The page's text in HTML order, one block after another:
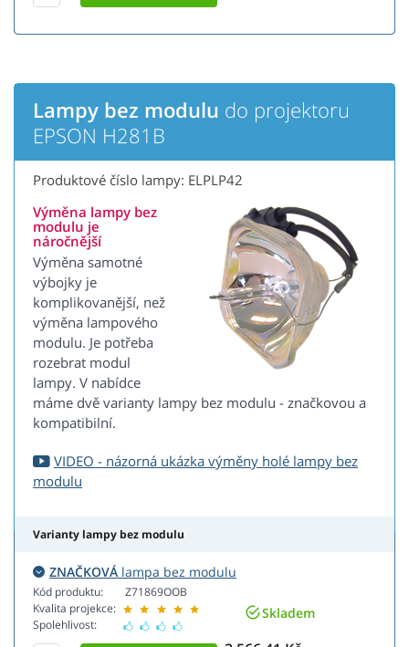
Lampy bez modulu do projektoru
EPSON H281B
Produktové číslo lampy: ELPLP42
Výměna lampy bez
modulu je
náročnější
Výměna samotné
výbojky je
komplikovanější, než
výměna lampového
modulu. Je potřeba
rozebrat modul
lampy. V nabídce
máme dvě varianty lampy bez modulu - značkovou a
kompatibilní.
VIDEO - názorná ukázka výměny holé lampy bez
modulu
Varianty lampy bez modulu
ZNAČKOVÁ lampa bez modulu
Kód produktu:
Kvalita projekce:
Spolehlivost:
Z71869OOB
Skladem